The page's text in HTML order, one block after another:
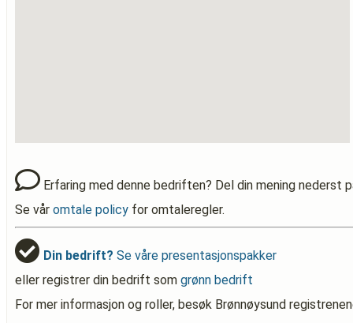
Erfaring med denne bedriften? Del din mening nederst
Se vår omtale policy for omtaleregler.
Din bedrift? Se våre presentasjonspakker
eller registrer din bedrift som grønn bedrift
For mer informasjon og roller, besøk Brønnøysund